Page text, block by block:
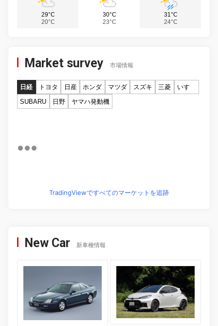
29°C
20°C
30°C
23°C
31°C
24°C
Market survey 市場情報
日経 トヨタ 日産 ホンダ マツダ スズキ 三菱
いすゞ
SUBARU
日野 ヤマハ発動機
TradingViewですべてのマーケットを追跡
New Car 新車種情報